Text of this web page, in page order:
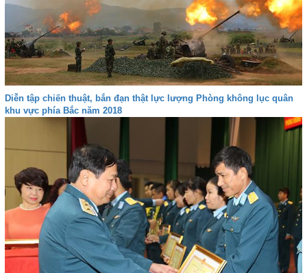
Diễn tập chiến thuật, bắn đạn thật lực lượng Phòng không lục quân
khu vực phía Bắc năm 2018